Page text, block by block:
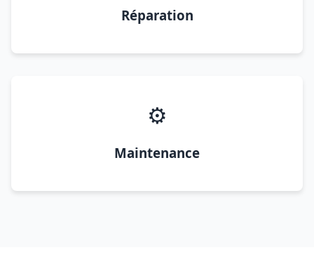
Réparation
⚙️
Maintenance